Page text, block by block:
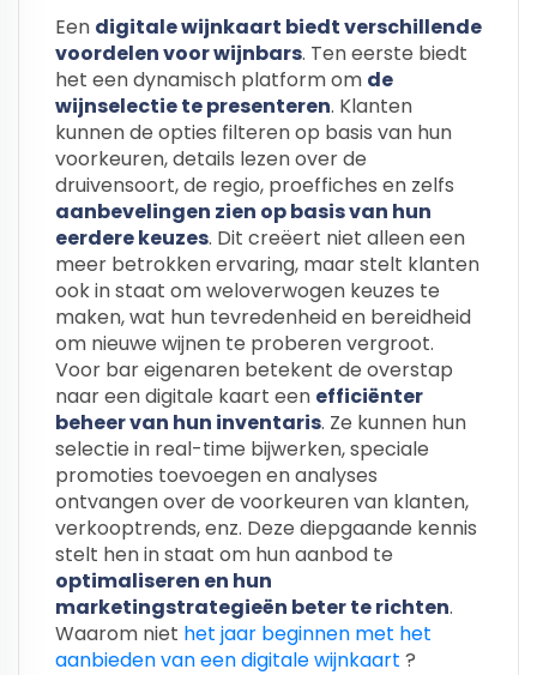
Een digitale wijnkaart biedt verschillende
voordelen voor wijnbars. Ten eerste biedt
het een dynamisch platform om de
wijnselectie te presenteren. Klanten
kunnen de opties filteren op basis van hun
voorkeuren, details lezen over de
druivensoort, de regio, proeffiches en zelfs
aanbevelingen zien op basis van hun
eerdere keuzes. Dit creëert niet alleen een
meer betrokken ervaring, maar stelt klanten
ook in staat om weloverwogen keuzes te
maken, wat hun tevredenheid en bereidheid
om nieuwe wijnen te proberen vergroot.
Voor bar eigenaren betekent de overstap
naar een digitale kaart een efficiënter
beheer van hun inventaris. Ze kunnen hun
selectie in real-time bijwerken, speciale
promoties toevoegen en analyses
ontvangen over de voorkeuren van klanten,
verkooptrends, enz. Deze diepgaande kennis
stelt hen in staat om hun aanbod te
optimaliseren en hun
marketingstrategieën beter te richten.
Waarom niet het jaar beginnen met het
aanbieden van een digitale wijnkaart ?